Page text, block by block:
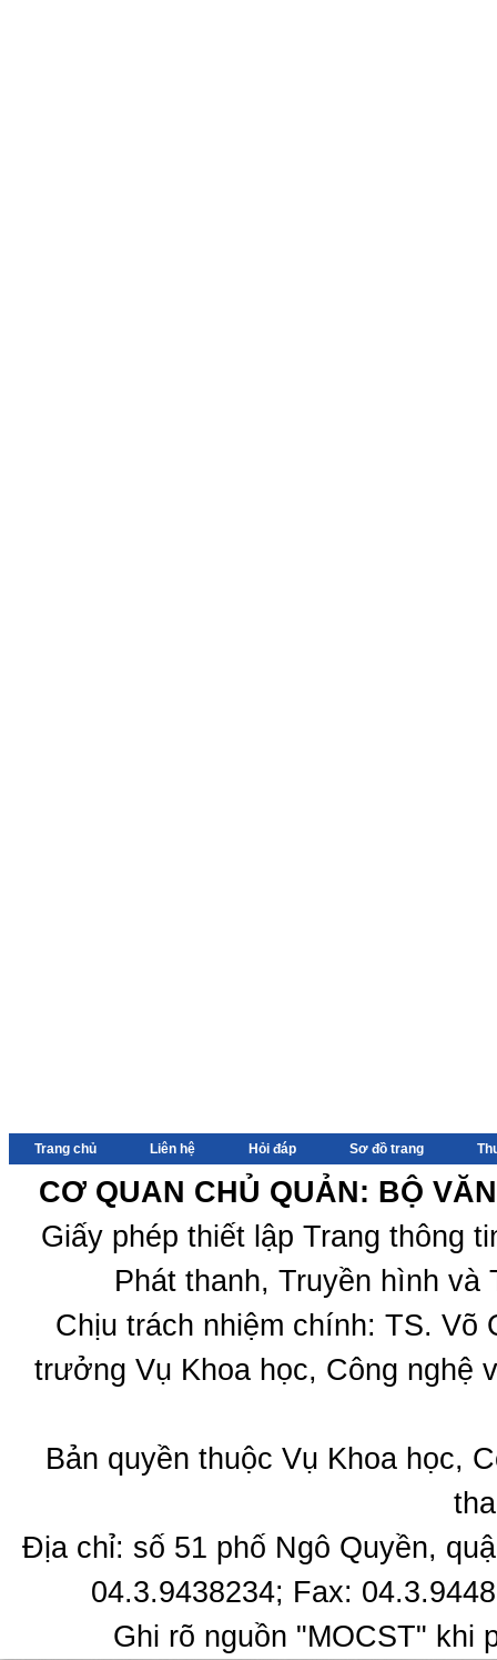
Trang chủ Liên hệ Hỏi đáp Sơ đồ trang
CƠ QUAN CHỦ QUẢN: BỘ
Giấy phép thiết lập Trang thông
Phát thanh, Truyền hình
Chịu trách nhiệm chính: TS.
trưởng Vụ Khoa học, Công nghệ
Bản quyền thuộc Vụ Khoa học,
Địa chỉ: số 51 phố Ngô Quyền,
04.3.9438234; Fax:
Ghi rõ nguồn "MOCST" khi